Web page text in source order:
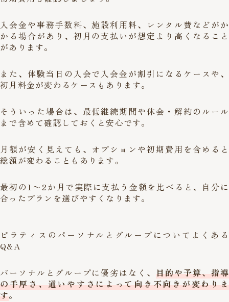
入会金や事務手数料、施設利用料、レンタル費などがか
かる場合があり、初月の支払いが想定より高くなること
があります。
また、体験当日の入会で入会金が割引になるケースや、
初月料金が変わるケースもあります。
そういった場合は、最低継続期間や休会・解約のルール
まで含めて確認しておくと安心です。
月額が安く見えても、オプションや初期費用を含めると
総額が変わることもあります。
最初の1〜2か月で実際に支払う金額を比べると、自分に
合ったプランを選びやすくなります。
ピラティスのパーソナルとグループについてよくある
Q&A
パーソナルとグループに優劣はなく、目的や予算、指導
の手厚さ、通いやすさによって向き不向きが変わりま
す。